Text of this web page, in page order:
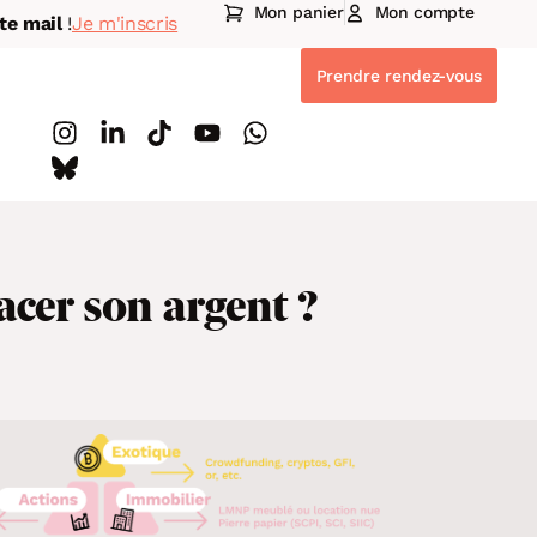
mail!Je m'inscris Mon panier Mon compte
Prendre rendez-vous
son argent ?